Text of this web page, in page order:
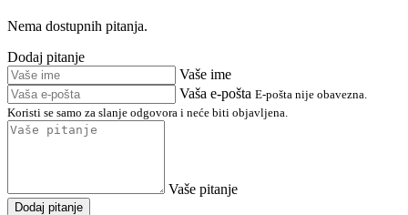
Nema dostupnih pitanja.
Dodaj pitanje
Vaše ime
Vaša e-pošta E-pošta nije obavezna.
Koristi se samo za slanje odgovora i neće biti objavljena.
Vaše pitanje
Dodaj pitanje